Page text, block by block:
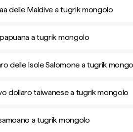
delle Maldive a tugrik mongolo
a tugrik mongolo
delle Isole Salomone a tugrik
dollaro taiwanese a tugrik mongolo
a tugrik mongolo